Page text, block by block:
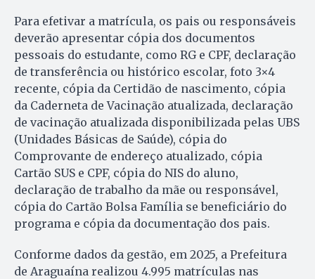
Para efetivar a matrícula, os pais ou responsáveis
deverão apresentar cópia dos documentos
pessoais do estudante, como RG e CPF, declaração
de transferência ou histórico escolar, foto 3×4
recente, cópia da Certidão de nascimento, cópia
da Caderneta de Vacinação atualizada, declaração
de vacinação atualizada disponibilizada pelas UBS
(Unidades Básicas de Saúde), cópia do
Comprovante de endereço atualizado, cópia
Cartão SUS e CPF, cópia do NIS do aluno,
declaração de trabalho da mãe ou responsável,
cópia do Cartão Bolsa Família se beneficiário do
programa e cópia da documentação dos pais.
Conforme dados da gestão, em 2025, a Prefeitura
de Araguaína realizou 4.995 matrículas nas